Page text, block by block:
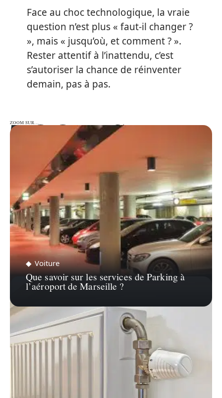
Face au choc technologique, la vraie
question n’est plus « faut-il changer ?
», mais « jusqu’où, et comment ? ».
Rester attentif à l’inattendu, c’est
s’autoriser la chance de réinventer
demain, pas à pas.
ZOOM SUR…
ZOOM SUR…
Voiture
Que savoir sur les services de Parking à
l’aéroport de Marseille ?